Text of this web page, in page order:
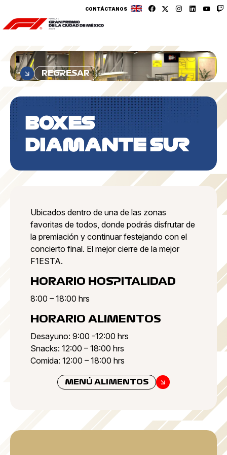
CONTÁCTANOS
REGRESAR
BOXES
DIAMANTE SUR
Ubicados dentro de una de las zonas
favoritas de todos, donde podrás disfrutar de
la premiación y continuar festejando con el
concierto final. El mejor cierre de la mejor
F1ESTA.
HORARIO HOSPITALIDAD
8:00 – 18:00 hrs
HORARIO ALIMENTOS
Desayuno: 9:00 -12:00 hrs
Snacks: 12:00 – 18:00 hrs
Comida: 12:00 – 18:00 hrs
MENÚ ALIMENTOS